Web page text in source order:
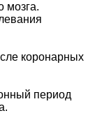
мозга.
коронарных
период